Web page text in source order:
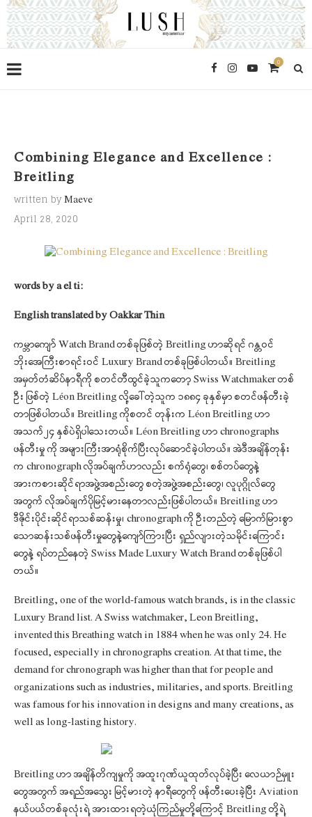
0
Combining Elegance and Excellence :
Breitling
written byMaeve
April 28, 2020
words by a el ti:
English translated by Oakkar Thin
ကမ္ဘာကျော် Watch Brand တစ်ခုဖြစ်တဲ့ Breitling ဟာဆိုရင် ဂန္တဝင်
ဘိုးအေကြီးစာရင်းဝင် Luxury Brand တစ်ခုဖြစ်ပါတယ်။ Breitling
အမှတ်တံဆိပ်နာရီကို စတင်တီထွင်ခဲ့သူကတော့ Swiss Watchmaker တစ်
ဦး ဖြစ်တဲ့ Léon Breitling လို့ခေါ်တဲ့သူက ၁၈၈၄ ခုနှစ်မှာ စတင်ဖန်တီးခဲ့
တာဖြစ်ပါတယ်။ Breitling ကိုစတင် တုန်းက Léon Breitling ဟာ
အသက်၂၄ နှစ်ပဲရှိပါသေးတယ်။ Léon Breitling ဟာ chronographs
ဖန်တီးမှု ကို အများကြီးအာရုံစိုက်ပြီးလုပ်ဆောင်ခဲ့ပါတယ်။ အဲဒီအချိန်တုန်း
က chronograph လိုအပ်ချက်ဟာလည်း စက်ရုံတွေ၊ စစ်တပ်တွေနဲ့
အားကစားဆိုင်ရာအဖွဲ့အစည်းတွေ စတဲ့အဖွဲ့အစည်းတွေ၊ လူပုဂ္ဂိုလ်တွေ
အတွက် လိုအပ်ချက်ပိုမြင့်မားနေတာလည်းဖြစ်ပါတယ်။ Breitling ဟာ
ဒီဇိုင်းပိုင်းဆိုင်ရာသစ်ဆန်းမှု၊ chronograph ကို ဦးတည်တဲ့ မြောက်မြားစွာ
သောဆန်းသစ်ဖန်တီးမှုတွေနဲ့ကျော်ကြားပြီး ရှည်လျားတဲ့သမိုင်းကြောင်း
တွေနဲ့ ရပ်တည်နေတဲ့ Swiss Made Luxury Watch Brand တစ်ခုဖြစ်ပါ
တယ်။
Breitling, one of the world-famous watch brands, is in the classic
Luxury Brand list. A Swiss watchmaker, Leon Breitling,
invented this Breathing watch in 1884 when he was only 24. He
focused, especially in chronographs creation. At that time, the
demand for chronograph was higher than that for people and
organizations such as industries, militaries, and sports. Breitling
was famous for his innovation in designs and many creations, as
well as long-lasting history.
Breitling ဟာ အချိန်တိကျမှုကို အထူးဂုဏ်ယူထုတ်လုပ်ခဲ့ပြီး လေယာဉ်မှူး
တွေအတွက် အရည်အသွေး မြင့်မားတဲ့ နာရီတွေကို ဖန်တီးပေးခဲ့ပြီး Aviation
နယ်ပယ်တစ်ခုလုံးရဲ့ အားထားရတဲ့ယုံကြည်မှုတို့ကြောင့် Breitling တို့ရဲ့